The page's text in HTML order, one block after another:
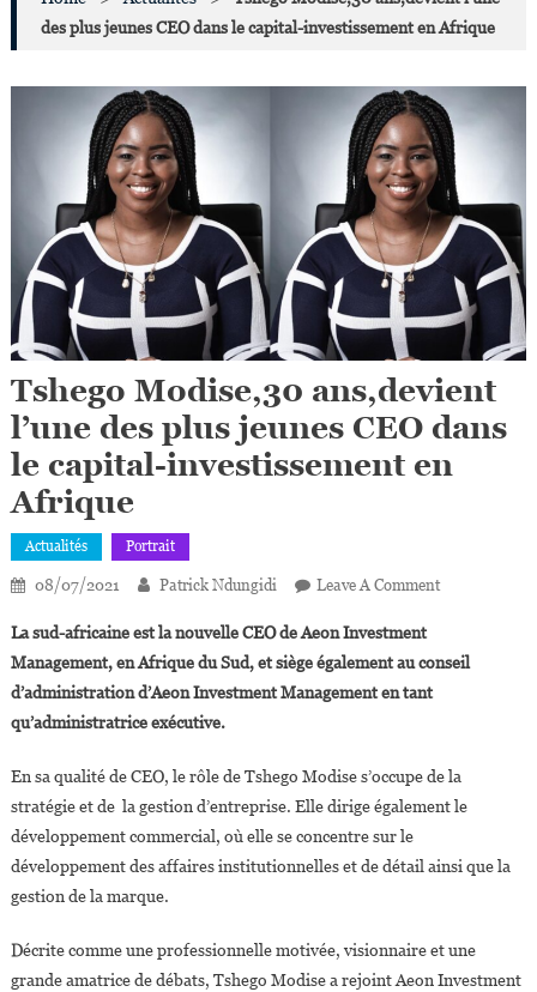
des plus jeunes CEO dans le capital-investissement en Afrique
Tshego Modise,30 ans,devient
l’une des plus jeunes CEO dans
le capital-investissement en
Afrique
Actualités Portrait
08/07/2021 Patrick Ndungidi Leave A CommentOn
Ans,devient
Jeunes
CEO
Le
En
Afrique
La sud-africaine est la nouvelle CEO de Aeon Investment
Management, en Afrique du Sud, et siège également au conseil
d’administration d’Aeon Investment Management en tant
qu’administratrice exécutive.
En sa qualité de CEO, le rôle de Tshego Modise s’occupe de la
stratégie et de la gestion d’entreprise. Elle dirige également le
développement commercial, où elle se concentre sur le
développement des affaires institutionnelles et de détail ainsi que la
gestion de la marque.
Décrite comme une professionnelle motivée, visionnaire et une
grande amatrice de débats, Tshego Modise a rejoint Aeon Investment